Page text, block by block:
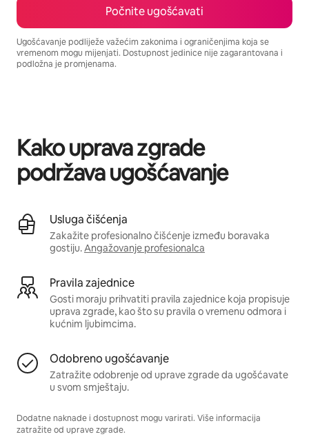
Počnite ugošćavati
Ugošćavanje podliježe važećim zakonima i ograničenjima koja se
vremenom mogu mijenjati. Dostupnost jedinice nije zagarantovana i
podložna je promjenama.
Kako uprava zgrade
podržava ugošćavanje
Usluga čišćenja
Zakažite profesionalno čišćenje između boravaka
gostiju.Angažovanje profesionalca
Pravila zajednice
Gosti moraju prihvatiti pravila zajednice koja propisuje
uprava zgrade, kao što su pravila o vremenu odmora i
kućnim ljubimcima.
Odobreno ugošćavanje
Zatražite odobrenje od uprave zgrade da ugošćavate
u svom smještaju.
Dodatne naknade i dostupnost mogu varirati. Više informacija
zatražite od uprave zgrade.